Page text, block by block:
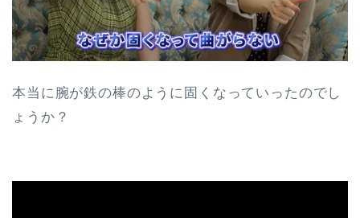
本当に腕が鉄の棒のように固くなっていったのでし
ょうか？